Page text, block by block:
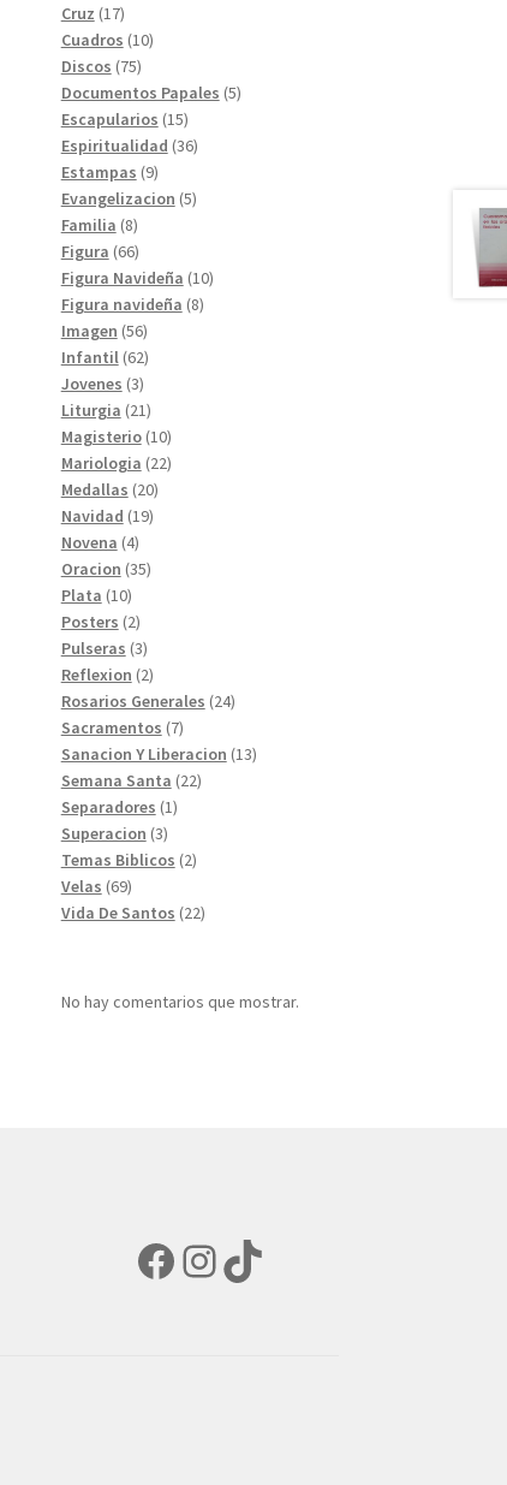
Cruz 1717
productos
Cuadros 1010
Discos 7575
productos
Documentos Papales 55
Escapularios 1515
productos
Espiritualidad 3636
Estampas 99
productos
Evangelizacion 55
Familia 88
productos
Figura 6666
productos
Figura Navideña 1010
Figura navideña 88
Imagen 5656
productos
Infantil 6262
productos
Jovenes 33
productos
Liturgia 2121
productos
Magisterio 1010
productos
Mariologia 2222
Medallas 2020
productos
Navidad 1919
Novena 44
productos
Oracion 3535
Plata 1010
productos
Posters 22
productos
Pulseras 33
productos
Reflexion 22
productos
Rosarios Generales 2424
Sacramentos 77
productos
Sanacion Y Liberacion 1313
Semana Santa 2222
Separadores 11
Superacion 33
productos
Temas Biblicos 22
Velas 6969
productos
Vida De Santos 2222
No hay comentarios que mostrar.
Facebook
Instagram
TikTok